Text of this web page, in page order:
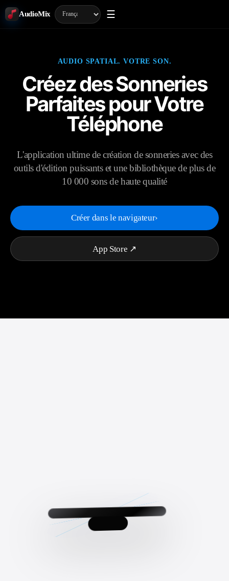
AudioMix ☰
AUDIO SPATIAL. VOTRE SON.
Créez des Sonneries
Parfaites pour Votre
Téléphone
L'application ultime de création de sonneries avec des
outils d'édition puissants et une bibliothèque de plus de
10 000 sons de haute qualité
Créer dans le navigateur›
App Store ↗